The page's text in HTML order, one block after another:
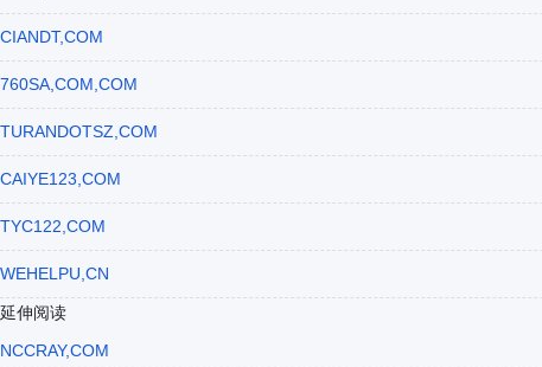
CIANDT,COM
760SA,COM,COM
TURANDOTSZ,COM
CAIYE123,COM
TYC122,COM
WEHELPU,CN
延伸阅读
NCCRAY,COM